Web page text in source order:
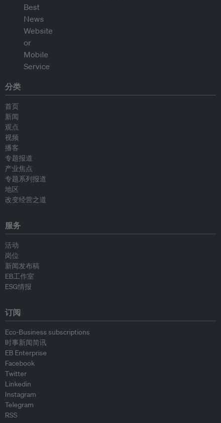
分类
首页
新闻
观点
视频
播客
专题报道
产业焦点
专题系列报道
地区
改变经营之道
服务
活动
岗位
新闻发布稿
EB工作室
ESG情报
订阅
Eco-Business subscriptions
时事新闻简讯
EB Enterprise
Facebook
Twitter
Linkedin
Instagram
Telegram
RSS